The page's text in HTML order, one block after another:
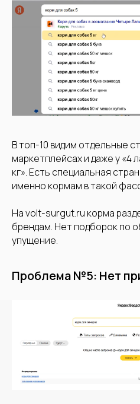
В топ-10 видим отдельные
маркетплейсах и даже у «4
кг». Есть специальная
именно кормам в такой
На volt-surgut.ru корма
брендам. Нет подборок по
упущение.
Проблема №5: Нет
вашего сайта